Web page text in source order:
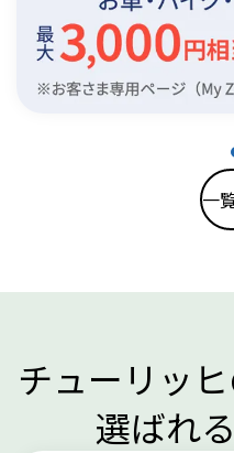
一
チューリッ
選ばれ